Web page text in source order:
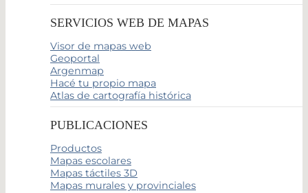
SERVICIOS WEB DE MAPAS
Visor de mapas web
Geoportal
Argenmap
Hacé tu propio mapa
Atlas de cartografía histórica
PUBLICACIONES
Productos
Mapas escolares
Mapas táctiles 3D
Mapas murales y provinciales